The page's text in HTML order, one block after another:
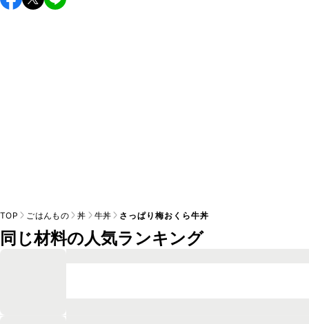
すすめします。
TOP ごはんもの 丼 牛丼 さっぱり梅おくら牛丼
同じ材料の人気ランキング